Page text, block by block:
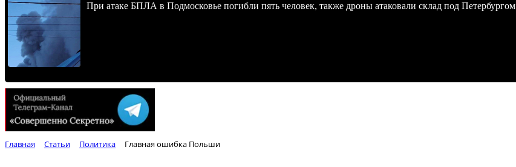
При атаке БПЛА в Подмосковье погибли пять человек, также дроны атаковали склад под Петербургом
Главная Статьи Политика Главная ошибка Польши